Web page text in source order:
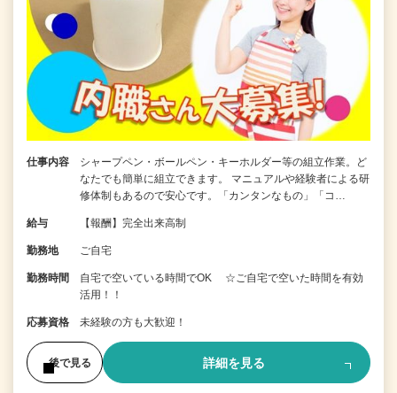
仕事内容
シャープペン・ボールペン・キーホルダー等の組立作業。ど
なたでも簡単に組立できます。 マニュアルや経験者による研
修体制もあるので安心です。「カンタンなもの」「コ…
給与 【報酬】完全出来高制
勤務地 ご自宅
勤務時間
自宅で空いている時間でOK ☆ご自宅で空いた時間を有効
活用！！
応募資格 未経験の方も大歓迎！
後で見る 詳細を見る